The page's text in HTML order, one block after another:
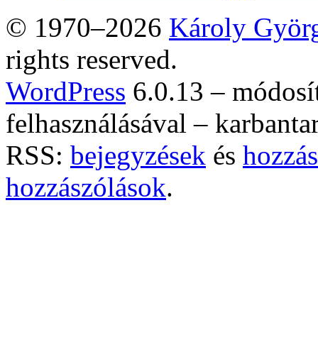
© 1970–2026 Károly
rights reserved.
WordPress 6.0.13 –
felhasználásával –
RSS: bejegyzések és
hozzászólások.